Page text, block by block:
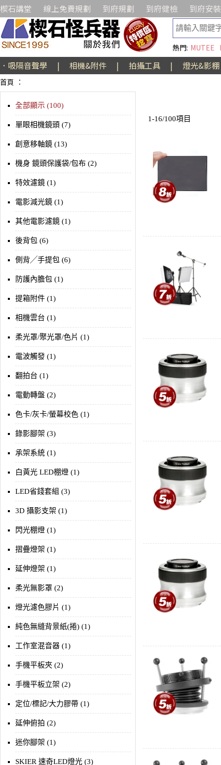
楔石講堂 線上免費規劃 到府規劃 到府健檢 到府安裝
熱門: MUTEE
．吸隔音聲學 | 相機&附件 | 拍攝工具 | 燈光&影棚
首頁 ：
全部顯示 (100)
單眼相機鏡頭 (7)
創意移軸鏡 (13)
機身 鏡頭保護袋/包布 (2)
特效濾鏡 (1)
電影減光鏡 (1)
其他電影濾鏡 (1)
後背包 (6)
側背╱手提包 (6)
防護內膽包 (1)
提箱附件 (1)
相機雲台 (1)
柔光罩/聚光罩/色片 (1)
電波觸發 (1)
翻拍台 (1)
電動轉盤 (2)
色卡/灰卡/螢幕校色 (1)
錄影腳架 (3)
承架系統 (1)
白黃光 LED棚燈 (1)
LED省錢套組 (3)
3D 攝影支架 (1)
閃光棚燈 (1)
摺疊燈架 (1)
延伸燈架 (1)
柔光無影罩 (2)
燈光濾色膠片 (1)
純色無縫背景紙(捲) (1)
工作室混音器 (1)
手機平板夾 (2)
手機平板立架 (2)
定位/標記/大力膠帶 (1)
延伸俯拍 (2)
迷你腳架 (1)
SKIER 速奇LED燈光 (3)
1-16/100項目